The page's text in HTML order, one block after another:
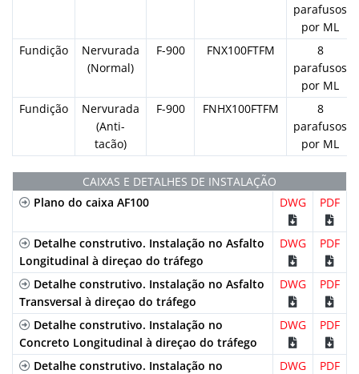
parafusos
por ML
Fundição
Nervurada
(Normal)
F-900 FNX100FTFM
8
parafusos
por ML
Fundição
Nervurada
(Anti-
tacão)
F-900 FNHX100FTFM
8
parafusos
por ML
CAIXAS E DETALHES DE INSTALAÇÃO
Plano do caixa AF100
DWG PDF
Detalhe construtivo. Instalação no Asfalto
Longitudinal à direçao do tráfego
DWG PDF
Detalhe construtivo. Instalação no Asfalto
Transversal à direçao do tráfego
DWG PDF
Detalhe construtivo. Instalação no
Concreto Longitudinal à direçao do tráfego
DWG PDF
Detalhe construtivo. Instalação no
DWG PDF